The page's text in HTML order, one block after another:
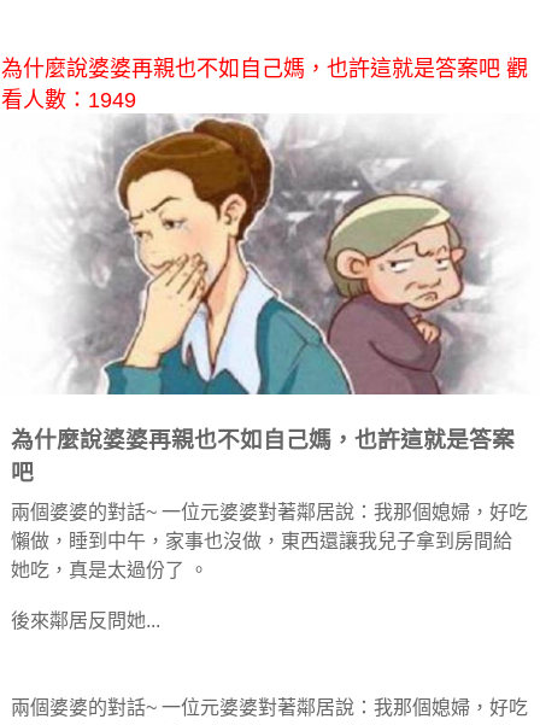
為什麼說婆婆再親也不如自己媽，也許這就是答案吧 觀
看人數：1949
為什麼說婆婆再親也不如自己媽，也許這就是答案
吧
兩個婆婆的對話~ 一位元婆婆對著鄰居說：我那個媳婦，好吃
懶做，睡到中午，家事也沒做，東西還讓我兒子拿到房間給
她吃，真是太過份了 。
後來鄰居反問她...
兩個婆婆的對話~ 一位元婆婆對著鄰居說：我那個媳婦，好吃